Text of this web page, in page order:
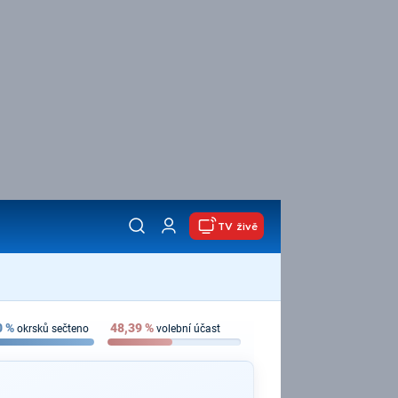
TV živě
% okrsků sečteno 48,39% volební účast